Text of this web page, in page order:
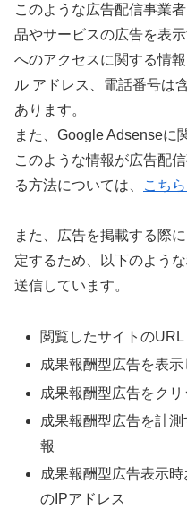
このような広告配信事業
品やサービスの広告を表
へのアクセスに関する情
ル アドレス、電話番号は
あります。
また、Google Adsenseに
このような情報が広告配
る方法については、
こち
また、広告を掲載する際
定するため、以下のよう
送信しています。
閲覧したサイトのURL
成果報酬型広告を表
成果報酬型広告をク
成果報酬型広告を計
報
成果報酬型広告表示
のIPアドレス